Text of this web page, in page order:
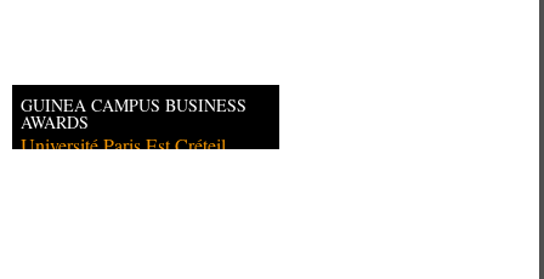
GUINEA CAMPUS BUSINESS
AWARDS
Université Paris Est Créteil